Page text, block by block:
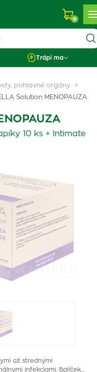
0
Trápi ma
pohlavné orgány
Solution MENOPAUZA
10 ks + Intimate
až strednými
infekciami. Balíček…